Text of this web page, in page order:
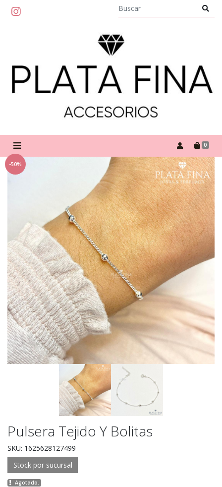
0
-50%
Pulsera Tejido Y Bolitas
SKU: 1625628127499
Stock por sucursal
Agotado.